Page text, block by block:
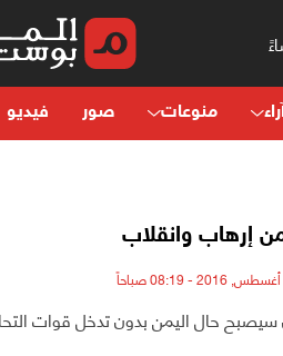
منوعات صور فيديو
إرهاب وانقلاب
حال اليمن بدون تدخل قوات